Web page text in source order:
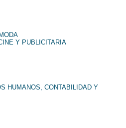
Y PUBLICITARIA
HUMANOS, CONTABILIDAD Y